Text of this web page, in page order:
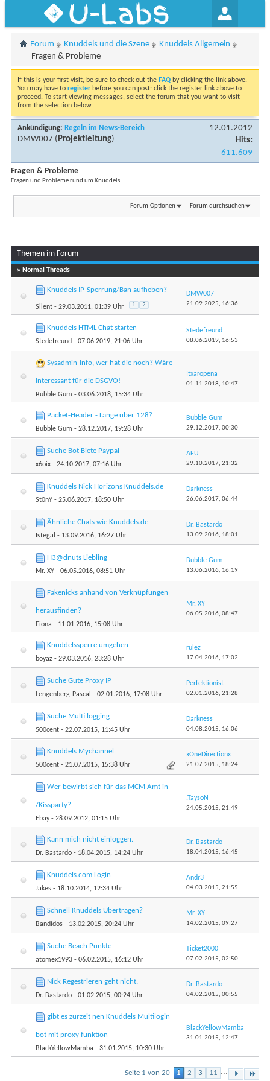
U-Labs
Forum Knuddels und die Szene
Knuddels Allgemein
Fragen & Probleme
If this is your first visit, be sure to check out the FAQ by clicking the link above.
You may have to register before you can post: click the register link above to
proceed. To start viewing messages, select the forum that you want to visit
from the selection below.
Ankündigung: Regeln im News-Bereich
DMW007 (Projektleitung)
12.01.2012
Hits:
611.609
Fragen & Probleme
Fragen und Probleme rund um Knuddels.
Forum-Optionen Forum durchsuchen
Themen im Forum
» Normal Threads
Knuddels IP-Sperrung/Ban aufheben?
Silent - 29.03.2011, 01:39 Uhr 1 2
DMW007
21.09.2025, 16:36
Knuddels HTML Chat starten
Stedefreund - 07.06.2019, 21:06 Uhr
Stedefreund
08.06.2019, 16:53
Sysadmin-Info, wer hat die noch? Wäre
Interessant für die DSGVO!
Bubble Gum - 03.06.2018, 15:34 Uhr
Itxaropena
01.11.2018, 10:47
Packet-Header - Länge über 128?
Bubble Gum - 28.12.2017, 19:28 Uhr
Bubble Gum
29.12.2017, 00:30
Suche Bot Biete Paypal
x6oix - 24.10.2017, 07:16 Uhr
AFU
29.10.2017, 21:32
Knuddels Nick Horizons Knuddels.de
St0nY - 25.06.2017, 18:50 Uhr
Darkness
26.06.2017, 06:44
Ähnliche Chats wie Knuddels.de
Istegal - 13.09.2016, 16:27 Uhr
Dr. Bastardo
13.09.2016, 18:01
H3@dnuts Liebling
Mr. XY - 06.05.2016, 08:51 Uhr
Bubble Gum
13.06.2016, 16:19
Fakenicks anhand von Verknüpfungen
herausfinden?
Fiona - 11.01.2016, 15:08 Uhr
Mr. XY
06.05.2016, 08:47
Knuddelssperre umgehen
boyaz - 29.03.2016, 23:28 Uhr
rulez
17.04.2016, 17:02
Suche Gute Proxy IP
Lengenberg-Pascal - 02.01.2016, 17:08 Uhr
Perfektionist
02.01.2016, 21:28
Suche Multi logging
500cent - 22.07.2015, 11:45 Uhr
Darkness
04.08.2015, 16:06
Knuddels Mychannel
500cent - 21.07.2015, 15:38 Uhr
xOneDirectionx
21.07.2015, 18:24
Wer bewirbt sich für das MCM Amt in
/Kissparty?
Ebay- 28.09.2012, 01:15 Uhr
.TaysoN
24.05.2015, 21:49
Kann mich nicht einloggen.
Dr. Bastardo - 18.04.2015, 14:24 Uhr
Dr. Bastardo
18.04.2015, 16:45
Knuddels.com Login
Jakes - 18.10.2014, 12:34 Uhr
Andr3
04.03.2015, 21:55
Schnell Knuddels Übertragen?
Bandidos - 13.02.2015, 20:24 Uhr
Mr. XY
14.02.2015, 09:27
Suche Beach Punkte
atomex1993 - 06.02.2015, 16:12 Uhr
Ticket2000
07.02.2015, 02:50
Nick Regestrieren geht nicht.
Dr. Bastardo - 01.02.2015, 00:24 Uhr
Dr. Bastardo
04.02.2015, 00:55
gibt es zurzeit nen Knuddels Multilogin
bot mit proxy funktion
BlackYellowMamba - 31.01.2015, 10:30 Uhr
BlackYellowMamba
31.01.2015, 12:47
Seite 1 von 20 1 2 3 11 ...